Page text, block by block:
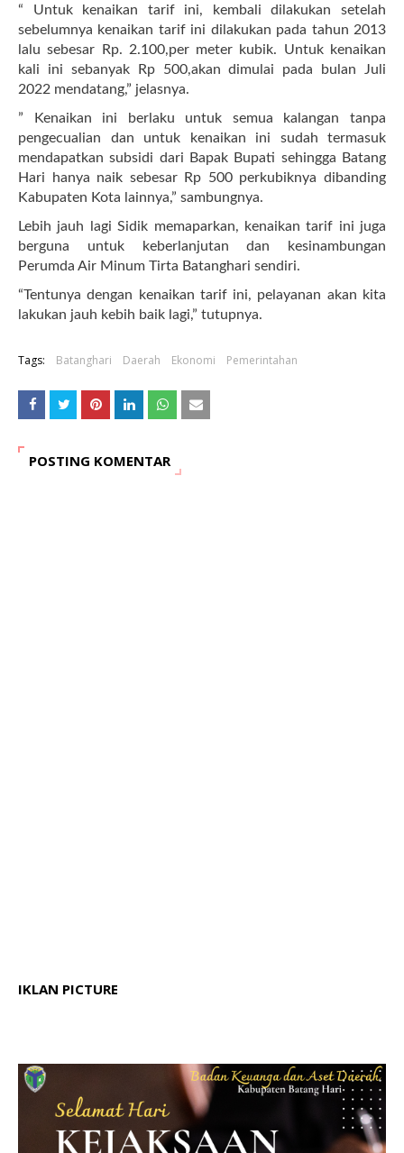
“ Untuk kenaikan tarif ini, kembali dilakukan setelah
sebelumnya kenaikan tarif ini dilakukan pada tahun 2013
lalu sebesar Rp. 2.100,per meter kubik. Untuk kenaikan
kali ini sebanyak Rp 500,akan dimulai pada bulan Juli
2022 mendatang,” jelasnya.
” Kenaikan ini berlaku untuk semua kalangan tanpa
pengecualian dan untuk kenaikan ini sudah termasuk
mendapatkan subsidi dari Bapak Bupati sehingga Batang
Hari hanya naik sebesar Rp 500 perkubiknya dibanding
Kabupaten Kota lainnya,” sambungnya.
Lebih jauh lagi Sidik memaparkan, kenaikan tarif ini juga
berguna untuk keberlanjutan dan kesinambungan
Perumda Air Minum Tirta Batanghari sendiri.
“Tentunya dengan kenaikan tarif ini, pelayanan akan kita
lakukan jauh kebih baik lagi,” tutupnya.
Tags: Batanghari Daerah Ekonomi Pemerintahan
POSTING KOMENTAR
IKLAN PICTURE